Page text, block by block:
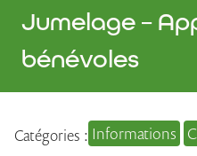
Jumelage –
bénévoles
Catégories : Informations